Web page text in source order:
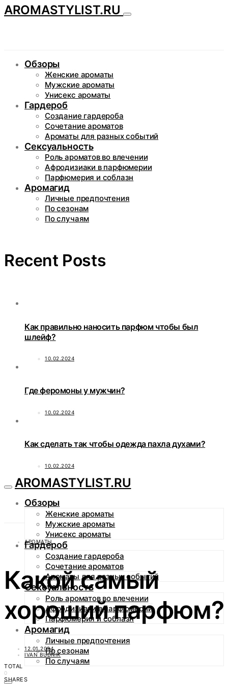
AROMASTYLIST.RU
Обзоры
Женские ароматы
Мужские ароматы
Унисекс ароматы
Гардероб
Создание гардероба
Сочетание ароматов
Ароматы для разных событий
Сексуальность
Роль ароматов во влечении
Афродизиаки в парфюмерии
Парфюмерия и соблазн
Аромагид
Личные предпочтения
По сезонам
По случаям
Recent Posts
Как правильно наносить парфюм чтобы был
шлейф?
10.02.2024
Где феромоны у мужчин?
10.02.2024
Как сделать так чтобы одежда пахла духами?
10.02.2024
AROMASTYLIST.RU
Обзоры
Женские ароматы
Мужские ароматы
Унисекс ароматы
Гардероб
Создание гардероба
Сочетание ароматов
Ароматы для разных событий
Сексуальность
Роль ароматов во влечении
Афродизиаки в парфюмерии
Парфюмерия и соблазн
Аромагид
Личные предпочтения
По сезонам
По случаям
АРОМАТЫ
Какой самый
хороший парфюм?
12.01.2024
IVAN BUDNIK
TOTAL
0
SHARES